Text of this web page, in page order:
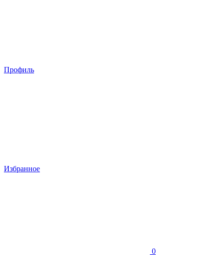
Профиль
Избранное
0